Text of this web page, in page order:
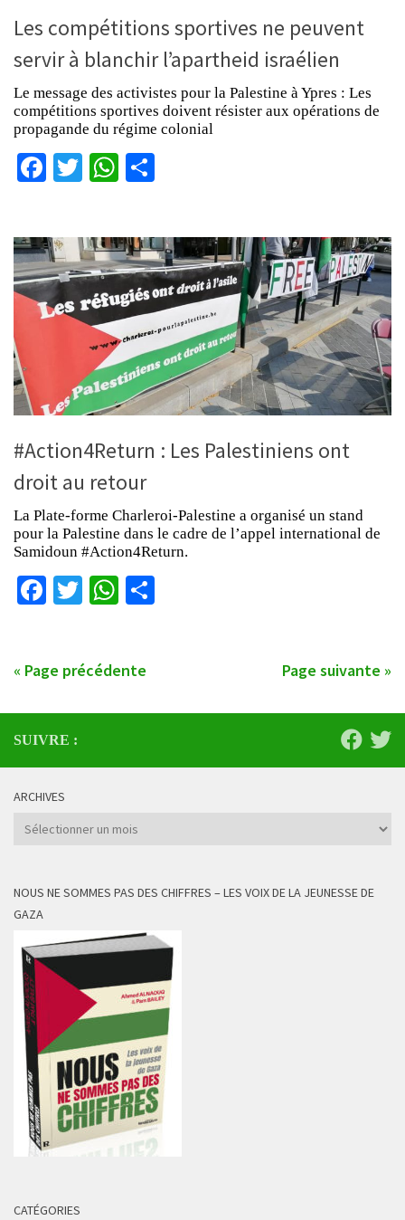
Les compétitions sportives ne peuvent
servir à blanchir l’apartheid israélien
Le message des activistes pour la Palestine à Ypres : Les
compétitions sportives doivent résister aux opérations de
propagande du régime colonial
Facebook
TwitterWhatsApp
#Action4Return : Les Palestiniens ont
droit au retour
La Plate-forme Charleroi-Palestine a organisé un stand
pour la Palestine dans le cadre de l’appel international de
Samidoun #Action4Return.
Facebook
TwitterWhatsApp
« Page précédente Page suivante »
SUIVRE :
ARCHIVES
Archives
NOUS NE SOMMES PAS DES CHIFFRES – LES VOIX DE LA JEUNESSE DE
GAZA
CATÉGORIES